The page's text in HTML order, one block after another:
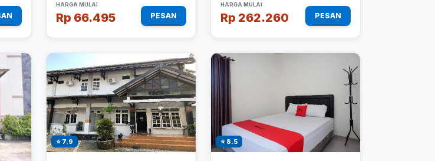
HARGA MULAI
Rp 66.495 PESAN
HARGA MULAI
Rp 262.260 PESAN
⭐ 7.9 ⭐ 8.5